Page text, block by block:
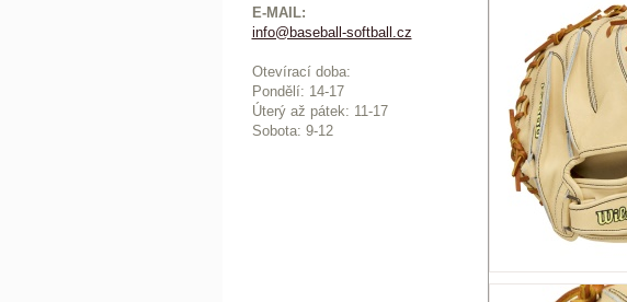
E-MAIL:
info@baseball-softball.cz
Otevírací doba:
Pondělí: 14-17
Úterý až pátek: 11-17
Sobota: 9-12